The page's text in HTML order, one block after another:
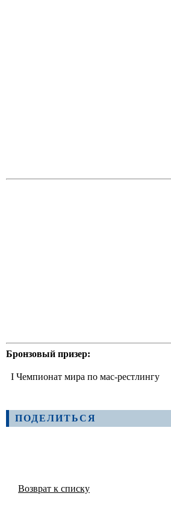
Бронзовый призер:
I Чемпионат мира по мас-рестлингу
ПОДЕЛИТЬСЯ
Возврат к списку